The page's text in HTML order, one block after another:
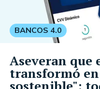
BANCOS 4.0
Aseveran que
transformó
sostenible":